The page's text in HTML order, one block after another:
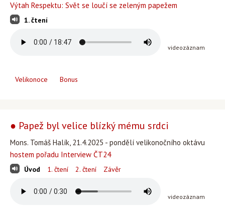
Výtah Respektu: Svět se loučí se zeleným papežem
1. čtení
videozáznam
Velikonoce Bonus
● Papež byl velice blízký mému srdci
Mons. Tomáš Halík, 21.4.2025 - pondělí velikonočního oktávu
hostem pořadu Interview ČT24
Úvod 1. čtení 2. čtení Závěr
videozáznam